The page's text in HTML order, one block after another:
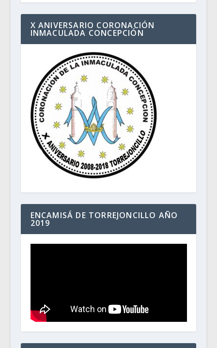
X ANIVERSARIO CORONACIÓN
INMACULADA CONCEPCIÓN
ENCAMISÁ DE TORREJONCILLO AÑO
2019